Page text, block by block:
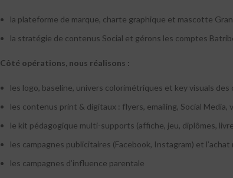
la plateforme de marque, charte graphique et mascotte
la stratégie de contenus Social et gérons les comptes
Côté opérations, nous réalisons :
les logo, baseline, univers colorimétriques et key visuals des
les contenus print & digitaux : flyers, emailing, Social
le kit pédagogique multi-supports (affiche, jeu, diplômes,
les campagnes publicitaires (Facebook, Instagram) et l’achat
les campagnes d’influence parentale